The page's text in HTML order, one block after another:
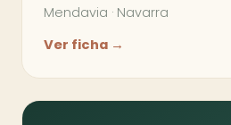
Mendavia · Navarra
Ver ficha →